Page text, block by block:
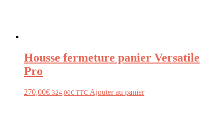
Housse fermeture panier Versatile
Pro
270,00€ 324,00€ TTC Ajouter au panier